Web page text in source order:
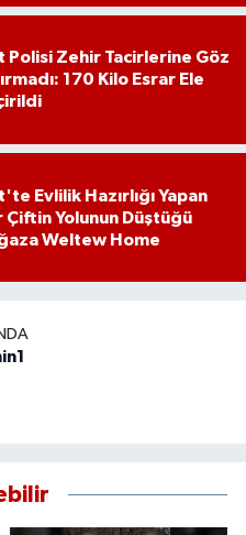
Polisi Zehir Tacirlerine Göz
170 Kilo Esrar Ele
Evlilik Hazırlığı Yapan
Çiftin Yolunun Düştüğü
Weltew Home